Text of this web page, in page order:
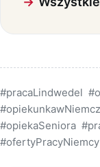
#pracaLindwedel
#opiekaSeniora
#ofertyPracyNiemcy